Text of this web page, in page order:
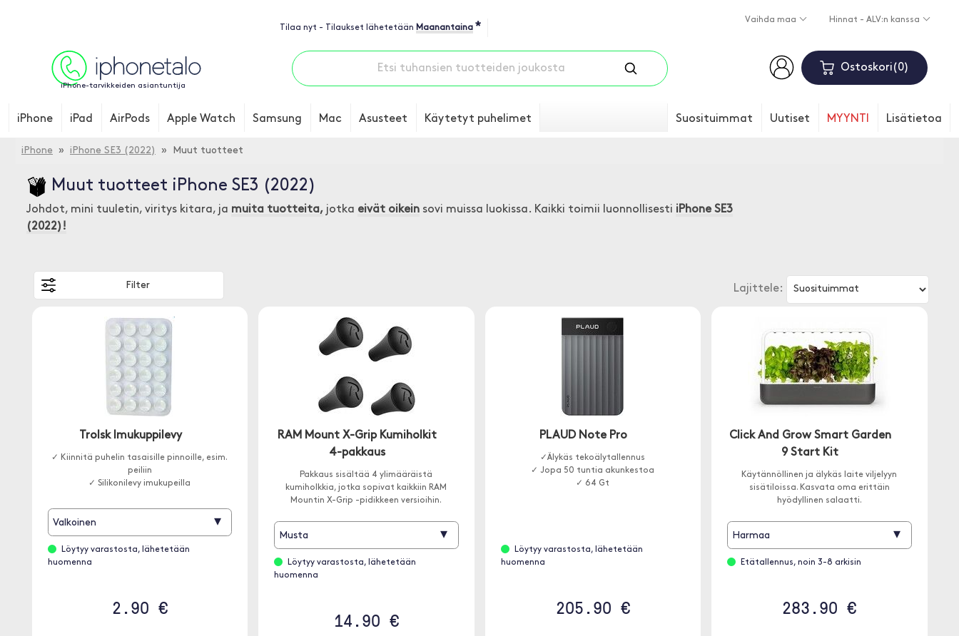
Tilaa nyt - Tilaukset lähetetään Maanantaina *
Vaihda maa Hinnat - ALV:n kanssa
iPhone-tarvikkeiden asiantuntija
Ostoskori 0
iPhone iPad AirPods Apple Watch Samsung Mac Asusteet Käytetyt puhelimet Suosituimmat Uutiset MYYNTI Lisätietoa
iPhone » iPhone SE3 (2022) » Muut tuotteet
Muut tuotteet iPhone SE3 (2022)
Johdot, mini tuuletin, viritys kitara, ja muita tuotteita, jotka eivät oikein sovi muissa luokissa. Kaikki toimii luonnollisesti iPhone SE3
(2022)!
Lajittele:
Filter
Trolsk Imukuppilevy
✓ Kiinnitä puhelin tasaisille pinnoille, esim.
peiliin
✓ Silikonilevy imukupeilla
Valkoinen ▾
Löytyy varastosta, lähetetään
huomenna
2.90 €
RAM Mount X-Grip Kumiholkit
4-pakkaus
Pakkaus sisältää 4 ylimääräistä
kumiholkkia, jotka sopivat kaikkiin RAM
Mountin X-Grip -pidikkeen versioihin.
Musta ▾
Löytyy varastosta, lähetetään
huomenna
14.90 €
PLAUD Note Pro
✓Älykäs tekoälytallennus
✓ Jopa 50 tuntia akunkestoa
✓ 64 Gt
Löytyy varastosta, lähetetään
huomenna
205.90 €
Click And Grow Smart Garden
9 Start Kit
Käytännöllinen ja älykäs laite viljelyyn
sisätiloissa. Kasvata oma erittäin
hyödyllinen salaatti.
Harmaa ▾
Etätallennus, noin 3-8 arkisin
283.90 €